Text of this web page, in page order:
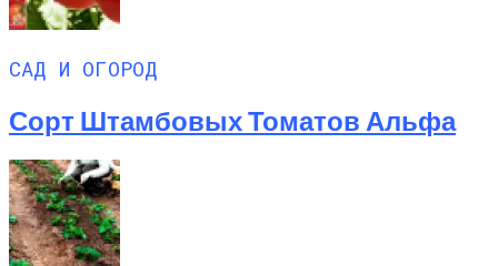
САД И ОГОРОД
Сорт Штамбовых Томатов Альфа